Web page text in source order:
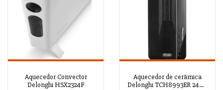
Aquecedor Convector
Delonghi HSX2324F
Aquecedor de cerâmica
Delonghi TCH8993ER 2400